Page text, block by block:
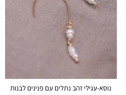
נוסא-עגילי זהב נתלים עם פנינים לבנות